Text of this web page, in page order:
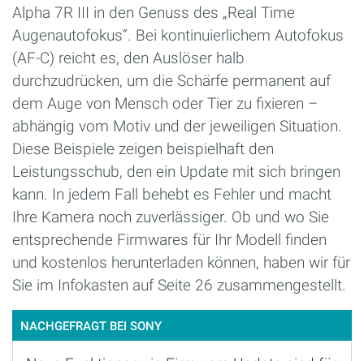
Alpha 7R III in den Genuss des „Real Time
Augenautofokus“. Bei kontinuierlichem Autofokus
(AF-C) reicht es, den Auslöser halb
durchzudrücken, um die Schärfe permanent auf
dem Auge von Mensch oder Tier zu fixieren –
abhängig vom Motiv und der jeweiligen Situation.
Diese Beispiele zeigen beispielhaft den
Leistungsschub, den ein Update mit sich bringen
kann. In jedem Fall behebt es Fehler und macht
Ihre Kamera noch zuverlässiger. Ob und wo Sie
entsprechende Firmwares für Ihr Modell finden
und kostenlos herunterladen können, haben wir für
Sie im Infokasten auf Seite 26 zusammengestellt.
NACHGEFRAGT BEI SONY